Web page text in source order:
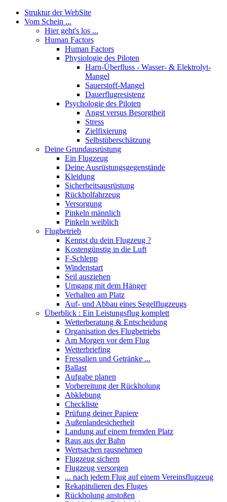
Struktur der WebSite
Vom Schein ...
Hier geht's los ...
Human Factors
Human Factors
Physiologie des Piloten
Harn-Überfluss - Wasser- & Elektrolyt-
Mangel
Sauerstoff-Mangel
Dauerflugresistenz
Psychologie des Piloten
Angst versus Besorgtheit
Stress
Zielfixierung
Selbstüberschätzung
Deine Grundausrüstung
Ein Flugzeug
Deine Ausrüstungsgegenstände
Kleidung
Sicherheitsausrüstung
Rückholfahrzeug
Versorgung
Pinkeln männlich
Pinkeln weiblich
Flugbetrieb
Kennst du dein Flugzeug ?
Kostengünstig in die Luft
F-Schlepp
Windenstart
Seil ausziehen
Umgang mit dem Hänger
Verhalten am Platz
Auf- und Abbau eines Segelflugzeugs
Überblick : Ein Leistungsflug komplett
Wetterberatung & Entscheidung
Organisation des Flugbetriebs
Am Morgen vor dem Flug
Wetterbriefing
Fressalien und Getränke ...
Ballast
Aufgabe planen
Vorbereitung der Rückholung
Abklebung
Checkliste
Prüfung deiner Papiere
Außenlandesicherheit
Landung auf einem fremden Platz
Raus aus der Bahn
Wertsachen rausnehmen
Flugzeug sichern
Flugzeug versorgen
... nach jedem Flug auf einem Vereinsflugzeug
Rekapitulieren des Fluges
Rückholung anstoßen